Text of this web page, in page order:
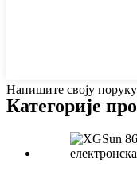
Напишите своју
Категорије